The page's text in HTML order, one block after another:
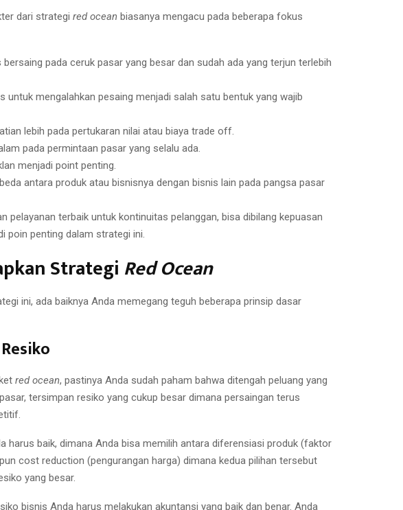
dari strategi red ocean biasanya mengacu pada beberapa fokus
pada ceruk pasar yang besar dan sudah ada yang terjun terlebih
untuk mengalahkan pesaing menjadi salah satu bentuk yang wajib
lebih pada pertukaran nilai atau biaya trade off.
pada permintaan pasar yang selalu ada.
menjadi point penting.
antara produk atau bisnisnya dengan bisnis lain pada pangsa pasar
pelayanan terbaik untuk kontinuitas pelanggan, bisa dibilang kepuasan
poin penting dalam strategi ini.
Strategi Red Ocean
ini, ada baiknya Anda memegang teguh beberapa prinsip dasar
red ocean, pastinya Anda sudah paham bahwa ditengah peluang yang
tersimpan resiko yang cukup besar dimana persaingan terus
harus baik, dimana Anda bisa memilih antara diferensiasi produk (faktor
cost reduction (pengurangan harga) dimana kedua pilihan tersebut
yang besar.
bisnis Anda harus melakukan akuntansi yang baik dan benar. Anda